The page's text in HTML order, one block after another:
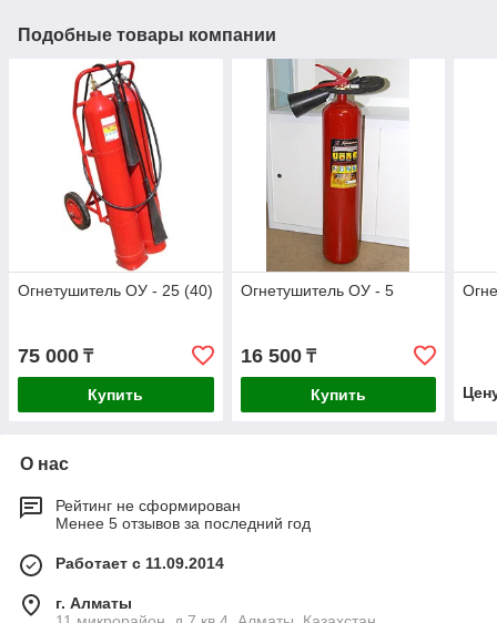
Подобные товары компании
Огнетушитель ОУ - 25 (40)
75 000 ₸
Купить
Огнетушитель ОУ - 5
16 500₸
Купить
О нас
Рейтинг не сформирован
Менее 5 отзывов за последний год
Работает с 11.09.2014
г. Алматы